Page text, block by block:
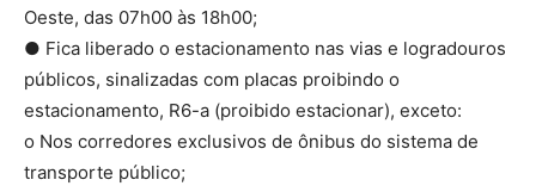
Oeste, das 07h00 às 18h00;
● Fica liberado o estacionamento nas vias e logradouros
públicos, sinalizadas com placas proibindo o
estacionamento, R6-a (proibido estacionar), exceto:
o Nos corredores exclusivos de ônibus do sistema de
transporte público;